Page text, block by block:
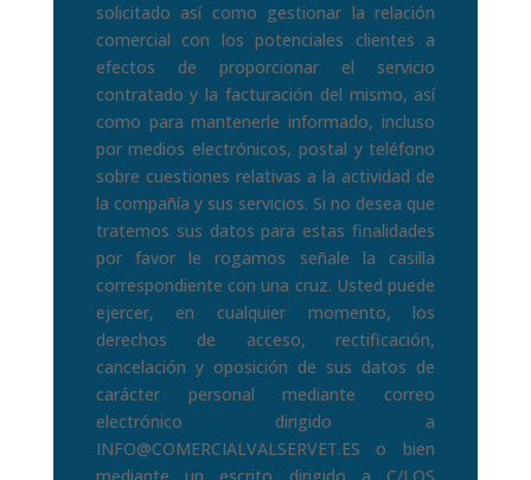
solicitado así como gestionar la relación
comercial con los potenciales clientes a
efectos de proporcionar el servicio
contratado y la facturación del mismo, así
como para mantenerle informado, incluso
por medios electrónicos, postal y teléfono
sobre cuestiones relativas a la actividad de
la compañía y sus servicios. Si no desea que
tratemos sus datos para estas finalidades
por favor le rogamos señale la casilla
correspondiente con una cruz. Usted puede
ejercer, en cualquier momento, los
derechos de acceso, rectificación,
cancelación y oposición de sus datos de
carácter personal mediante correo
electrónico dirigido a
INFO@COMERCIALVALSERVET.ES o bien
mediante un escrito dirigido a C/LOS